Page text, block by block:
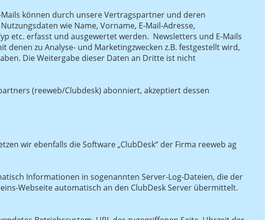
können durch unsere Vertragspartner und deren
wie Name, Vorname, E-Mail-Adresse,
etc. erfasst und ausgewertet werden. Newsletters und E-Mails
denen zu Analyse- und Marketingzwecken z.B. festgestellt wird,
Die Weitergabe dieser Daten an Dritte ist nicht
(reeweb/Clubdesk) abonniert, akzeptiert dessen
wir ebenfalls die Software „ClubDesk“ der Firma reeweb ag
Informationen in sogenannten Server-Log-Dateien, die der
Webseite automatisch an den ClubDesk Server übermittelt.